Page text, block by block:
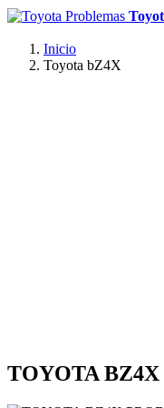
Inicio
Toyota bZ4X
TOYOTA